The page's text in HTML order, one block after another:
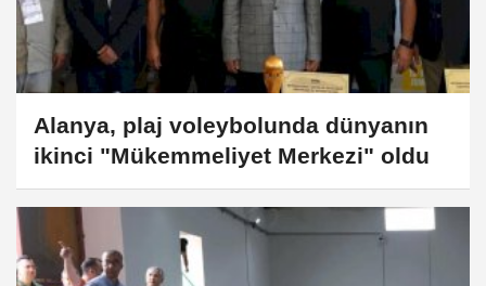
Alanya, plaj voleybolunda dünyanın
ikinci "Mükemmeliyet Merkezi" oldu